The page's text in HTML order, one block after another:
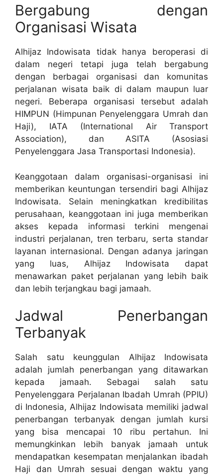
Bergabung dengan
Organisasi Wisata
Alhijaz Indowisata tidak hanya beroperasi di
dalam negeri tetapi juga telah bergabung
dengan berbagai organisasi dan komunitas
perjalanan wisata baik di dalam maupun luar
negeri. Beberapa organisasi tersebut adalah
HIMPUN (Himpunan Penyelenggara Umrah dan
Haji), IATA (International Air Transport
Association), dan ASITA (Asosiasi
Penyelenggara Jasa Transportasi Indonesia).
Keanggotaan dalam organisasi-organisasi ini
memberikan keuntungan tersendiri bagi Alhijaz
Indowisata. Selain meningkatkan kredibilitas
perusahaan, keanggotaan ini juga memberikan
akses kepada informasi terkini mengenai
industri perjalanan, tren terbaru, serta standar
layanan internasional. Dengan adanya jaringan
yang luas, Alhijaz Indowisata dapat
menawarkan paket perjalanan yang lebih baik
dan lebih terjangkau bagi jamaah.
Jadwal Penerbangan
Terbanyak
Salah satu keunggulan Alhijaz Indowisata
adalah jumlah penerbangan yang ditawarkan
kepada jamaah. Sebagai salah satu
Penyelenggara Perjalanan Ibadah Umrah (PPIU)
di Indonesia, Alhijaz Indowisata memiliki jadwal
penerbangan terbanyak dengan jumlah kursi
yang bisa mencapai 10 ribu pertahun. Ini
memungkinkan lebih banyak jamaah untuk
mendapatkan kesempatan menjalankan ibadah
Haji dan Umrah sesuai dengan waktu yang